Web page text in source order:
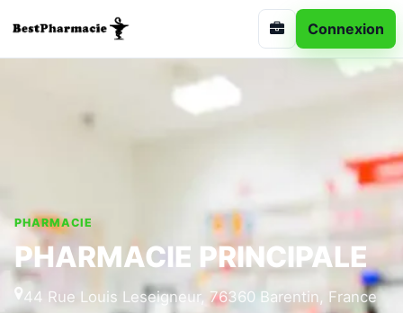
Connexion
PHARMACIE
PHARMACIE PRINCIPALE
44 Rue Louis Leseigneur, 76360 Barentin, France